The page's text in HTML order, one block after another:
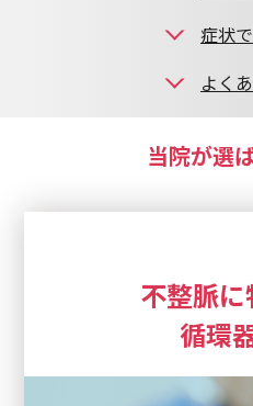
症状
よく
当院が選
不整脈
循環